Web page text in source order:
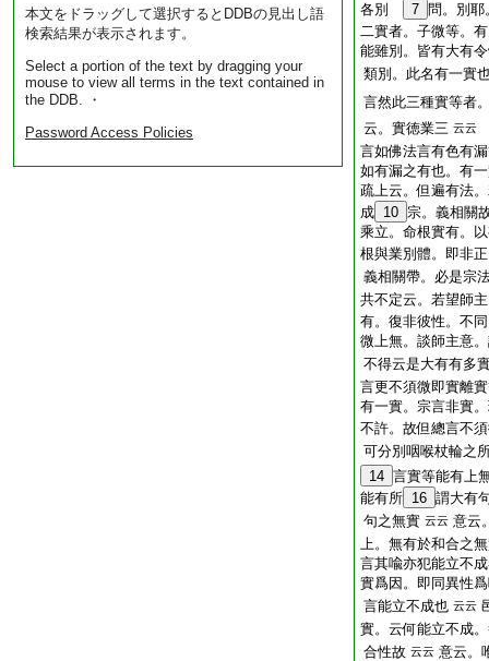
本文をドラッグして選択するとDDBの見出し語
検索結果が表示されます。
Select a portion of the text by dragging your
mouse to view all terms in the text contained in
the DDB. ・
Password Access Policies
各別
7 問。別
二實者。子微等。
能雖別。皆有大有
類別。此名有一實
言然此三種實等者
云。實徳業三 云云
言如佛法言有色有
如有漏之有也。有
疏上云。但遍有法
成 10 宗。義相關
乘立。命根實有。
根與業別體。即非
義相關帶。必是宗
共不定云。若望師
有。復非彼性。不
微上無。談師主意
不得云是大有有多
言更不須微即實離
有一實。宗言非實
不許。故但總言不
可分別咽喉杖輪之
14 言實等能有上
能有所 16 謂大有
句之無實 云云 意云
上。無有於和合之
言其喩亦犯能立不
實爲因。即同異性
言能立不成也 云云
實。云何能立不成
合性故 云云 意云。